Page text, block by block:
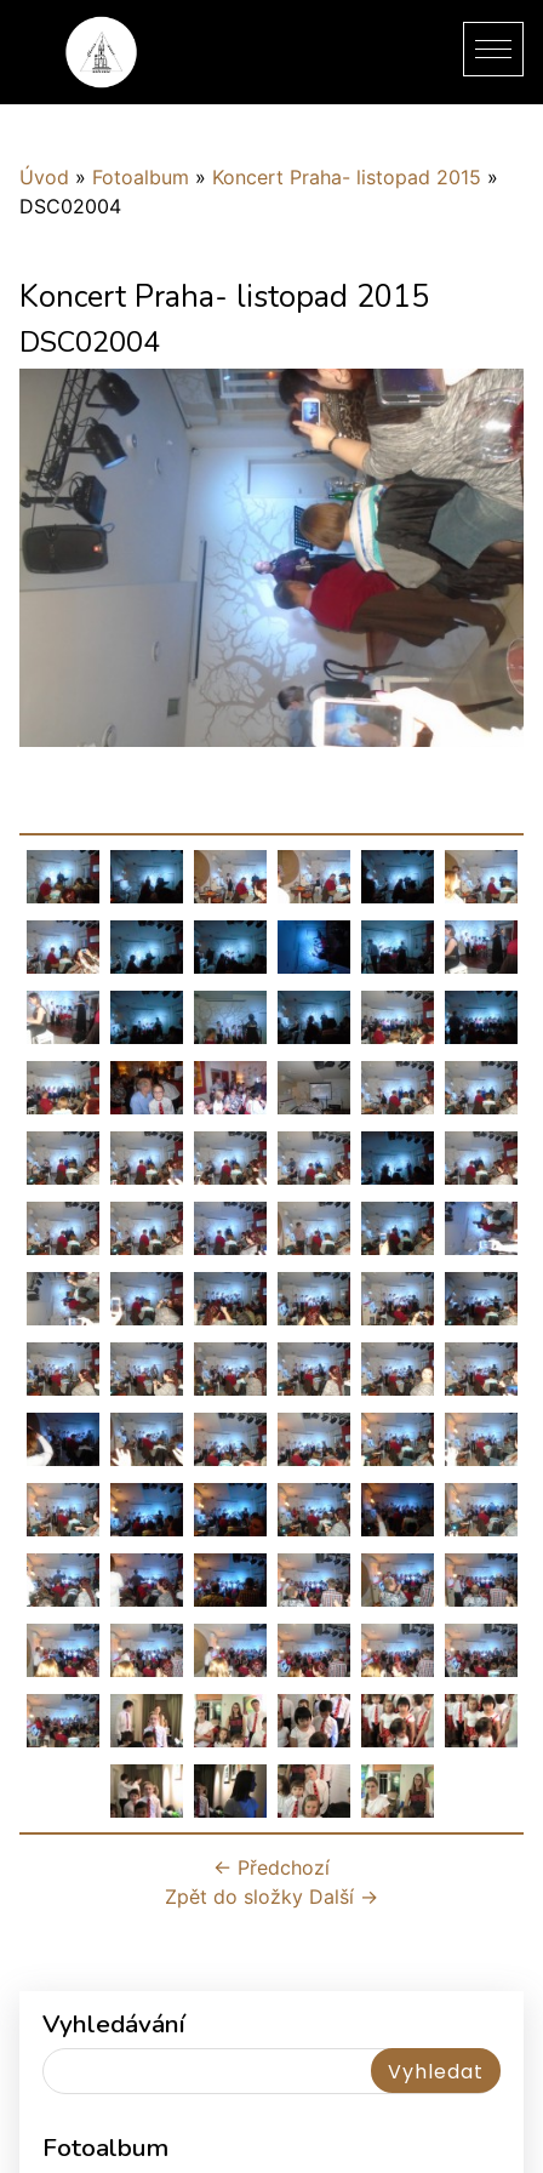
Úvod » Fotoalbum » Koncert Praha- listopad 2015 »
DSC02004
Koncert Praha- listopad 2015
DSC02004
← Předchozí
Zpět do složky Další →
Vyhledávání
Fotoalbum